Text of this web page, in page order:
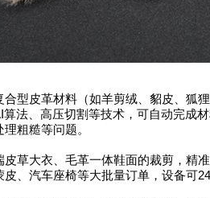
皮革材料（如羊剪绒、貂皮、狐
法、高压切割等技术，可自动完成
粗糙等问题。
大衣、毛革一体鞋面的裁剪，精准
汽车座椅等大批量订单，设备可